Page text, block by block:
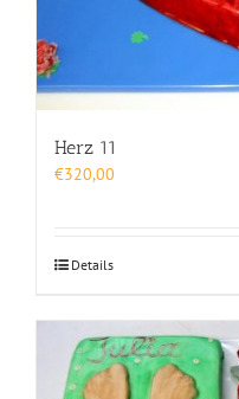
Herz 11
€320,00
Details